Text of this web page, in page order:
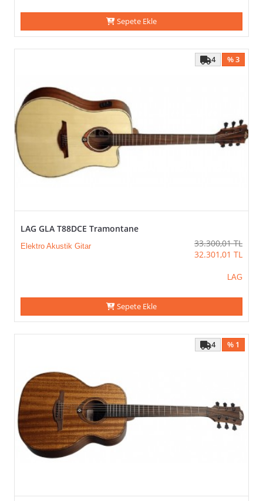
Sepete Ekle
% 3
4
LAG GLA T88DCE Tramontane
Elektro Akustik Gitar 33.300,01 TL
32.301,01 TL
LAG
Sepete Ekle
% 1
4